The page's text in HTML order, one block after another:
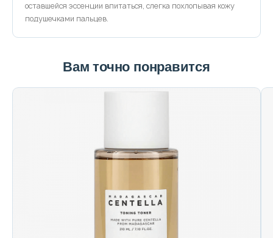
оставшейся эссенции впитаться, слегка похлопывая кожу
подушечками пальцев.
Вам точно понравится